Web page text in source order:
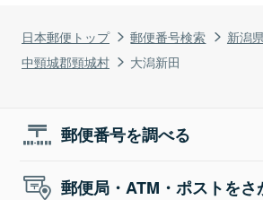
日本郵便トップ 郵便番号検索
新潟県
中頸城郡頸城村
大潟新田
郵便番号を調べる
郵便局・ATM・ポストをさ